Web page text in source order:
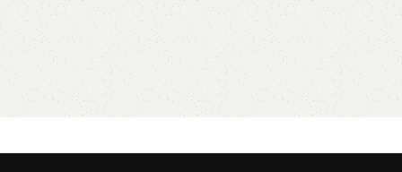
دیگر قرار بدید .این
گل های هوازی مانند
تسویه هوا هستندگیاهان
نیازی به خاک
را بدون نیاز به گذاشتن
توانید در گلدان قرار
گیاهان هوازی دو بار
چند ساعت آنها را از
و در آب برای خیس شدن
ابعاد گلدان ها: ۷ در ۷ سانتی
آسان برای اطلاعات بیشتر از طریق
دایرکت و یا به شماره 09357478096
از طریق واتساپ و تلگرام پیام بدید
لطفا توجه داشته باشید که به دلیل
اختصاصی و دست ساز بودن مجموعه
های چوبی خریداری شده لزومآ عینآ
مانند شکل مشابه در تصویر نیست و
ممکن است در ابعاد بسیار کم متفاوت
باشند، ما سعی می کنیم از چوب های
میباشد